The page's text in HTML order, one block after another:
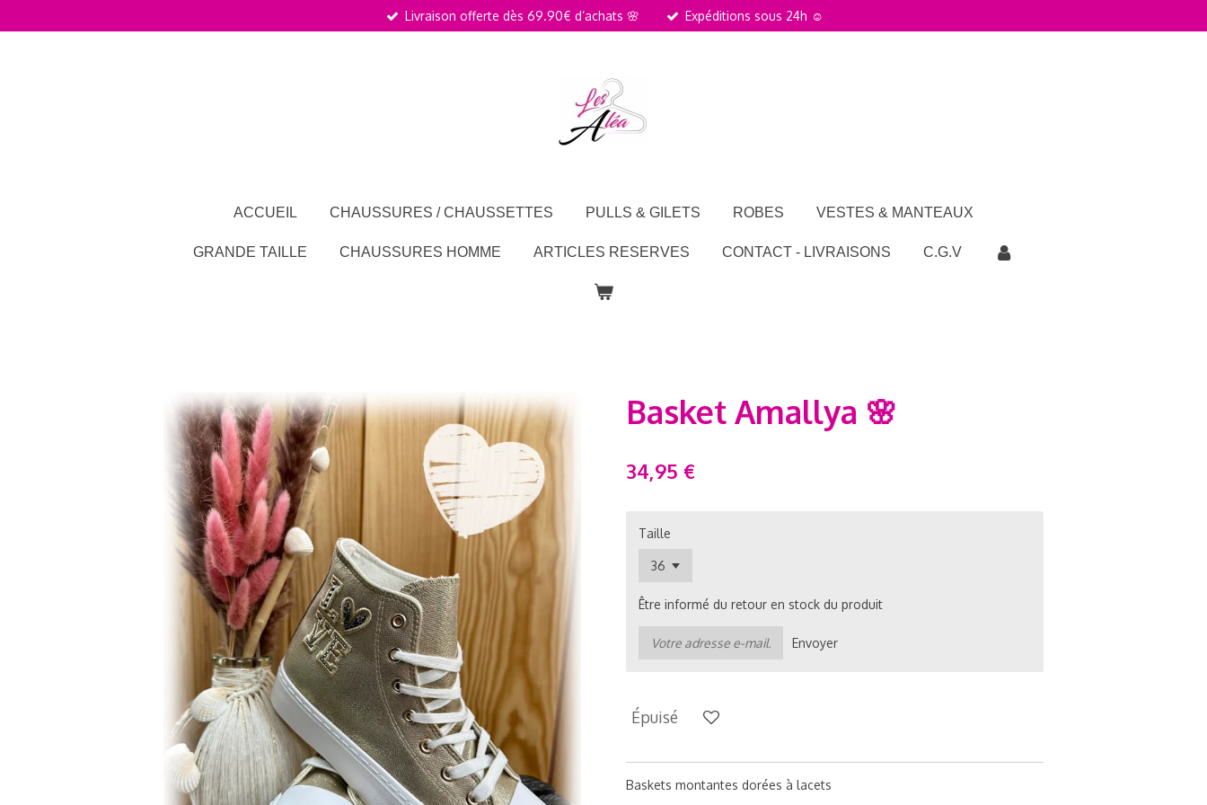
au
Livraison offerte dès 69.90€ d’achats 🌸 Expéditions sous 24h ☺️
ACCUEIL CHAUSSURES / CHAUSSETTES PULLS & GILETS ROBES VESTES & MANTEAUX
GRANDE TAILLE CHAUSSURES HOMME ARTICLES RESERVES CONTACT - LIVRAISONS C.G.V
Basket Amallya 🌸
34,95 €
Taille
Être informé du retour en stock du produit
Envoyer
Épuisé
Baskets montantes dorées à lacets